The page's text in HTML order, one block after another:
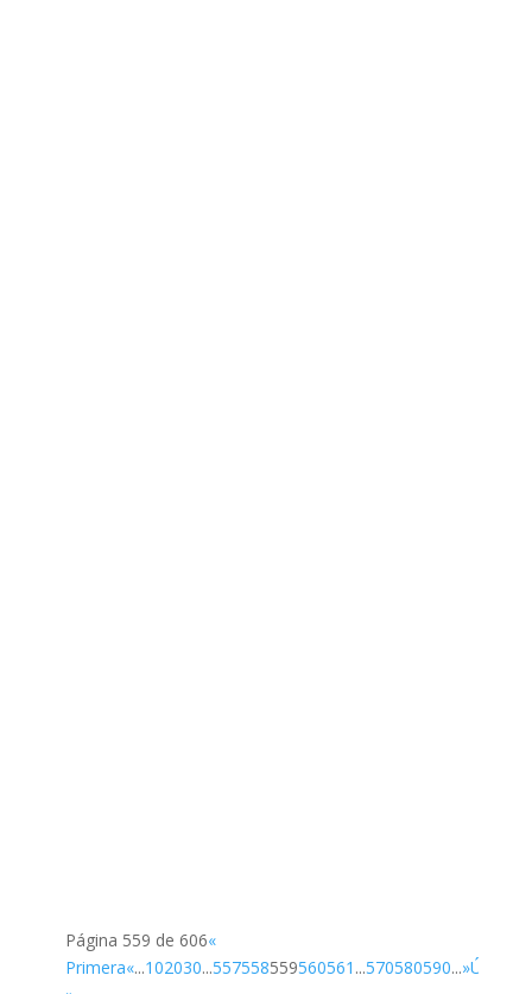
Página 559 de 606«
Primera«...102030...557558559560561 ...570580590...»Última